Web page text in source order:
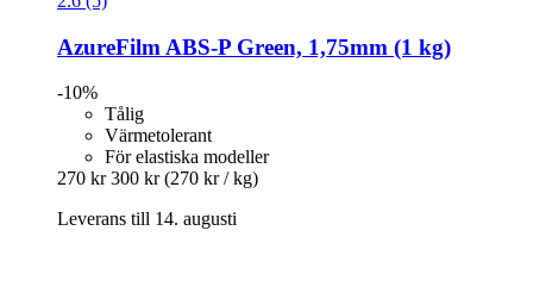
AzureFilm ABS-​P Green, 1,75mm (1 kg)
-10%
Tålig
Värmetolerant
För elastiska modeller
270 kr 300 kr (270 kr / kg)
Leverans till 14. augusti